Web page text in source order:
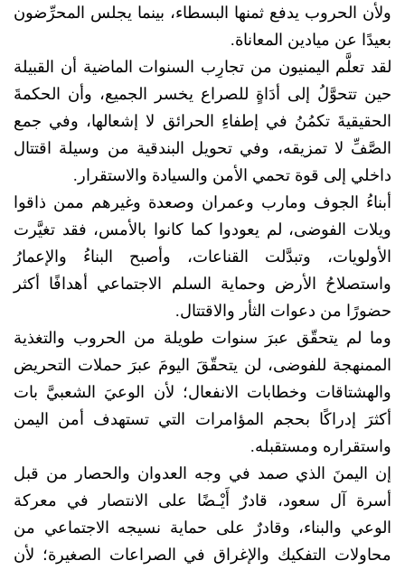
ولأن الحروب يدفع ثمنها البسطاء، بينما يجلس المحرِّضون
بعيدًا عن ميادين المعاناة.
لقد تعلَّم اليمنيون من تجارِب السنوات الماضية أن القبيلة
حين تتحوَّلُ إلى أدَاةٍ للصراع يخسر الجميع، وأن الحكمةَ
الحقيقيةَ تكمُنُ في إطفاءِ الحرائق لا إشعالها، وفي جمع
الصَّفِّ لا تمزيقه، وفي تحويل البندقية من وسيلة اقتتال
داخلي إلى قوة تحمي الأمن والسيادة والاستقرار.
أبناءُ الجوف ومارب وعمران وصعدة وغيرهم ممن ذاقوا
ويلات الفوضى، لم يعودوا كما كانوا بالأمس، فقد تغيَّرت
الأولويات، وتبدَّلت القناعات، وأصبح البناءُ والإعمارُ
واستصلاحُ الأرض وحماية السلم الاجتماعي أهدافًا أكثر
حضورًا من دعوات الثأر والاقتتال.
وما لم يتحقّق عبرَ سنوات طويلة من الحروب والتغذية
الممنهجة للفوضى، لن يتحقّقَ اليومَ عبرَ حملات التحريض
والهشتاقات وخطابات الانفعال؛ لأن الوعيَ الشعبيَّ بات
أكثرَ إدراكًا بحجم المؤامرات التي تستهدف أمن اليمن
واستقراره ومستقبله.
إن اليمنَ الذي صمد في وجه العدوان والحصار من قبل
أسرة آل سعود، قادرٌ أَيْـضًا على الانتصار في معركة
الوعي والبناء، وقادرٌ على حماية نسيجه الاجتماعي من
محاولات التفكيك والإغراق في الصراعات الصغيرة؛ لأن